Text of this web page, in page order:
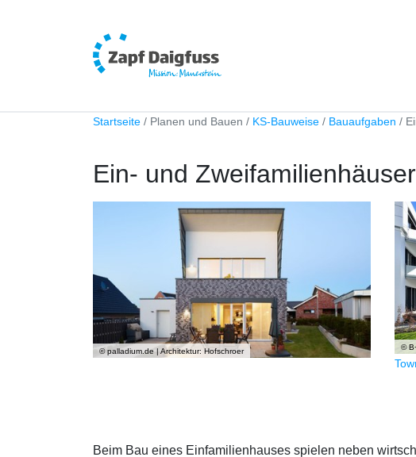
Startseite Planen und Bauen KS-Bauweise Bauaufgaben
Ein- und Zweifamilienhäuser
© palladium.de | Architektur: Hofschroer ©
Beim Bau eines Einfamilienhauses spielen neben